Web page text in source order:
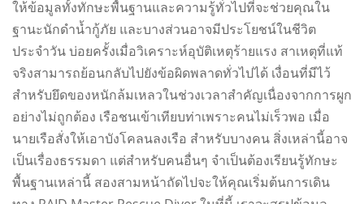
ให้ข้อมูลทั้งทักษะพื้นฐานและความรู้ทั่วไปที่จะช่วยคุณใน
ฐานะนักดำน้ำกู้ภัย และบางส่วนอาจมีประโยชน์ในชีวิต
ประจำวัน บ่อยครั้งเมื่อวิเคราะห์อุบัติเหตุร้ายแรง สาเหตุที่แท้
จริงสามารถย้อนกลับไปยังข้อผิดพลาดทั่วไปได้ เงื่อนที่มีไว้
สำหรับยึดของหนักล้มเหลวในช่วงเวลาสำคัญเนื่องจากการผูก
อย่างไม่ถูกต้อง เรือชนเข้าเทียบท่าเพราะคนไม่เร็วพอ เมื่อ
นายเรือสั่งให้เอาบังโคลนลงเรือ สำหรับบางคน สิ่งเหล่านี้อาจ
เป็นเรื่องธรรมดา แต่สำหรับคนอื่นๆ จำเป็นต้องเรียนรู้ทักษะ
พื้นฐานเหล่านี้ สองสามหน้าถัดไปจะให้คุณเริ่มต้นการเดิน